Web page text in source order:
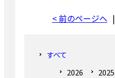
< 前のページへ |
すべて
2026
2025